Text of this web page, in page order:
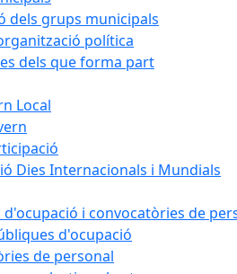
dels grups municipals
política
dels que forma part
Local
Dies Internacionals i Mundials
i convocatòries de
d'ocupació
de personal